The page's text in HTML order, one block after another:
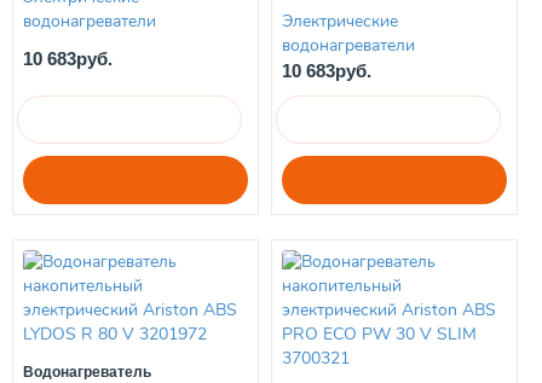
водонагреватели
10 683руб.
Электрические
водонагреватели
10 683руб.
Водонагреватель